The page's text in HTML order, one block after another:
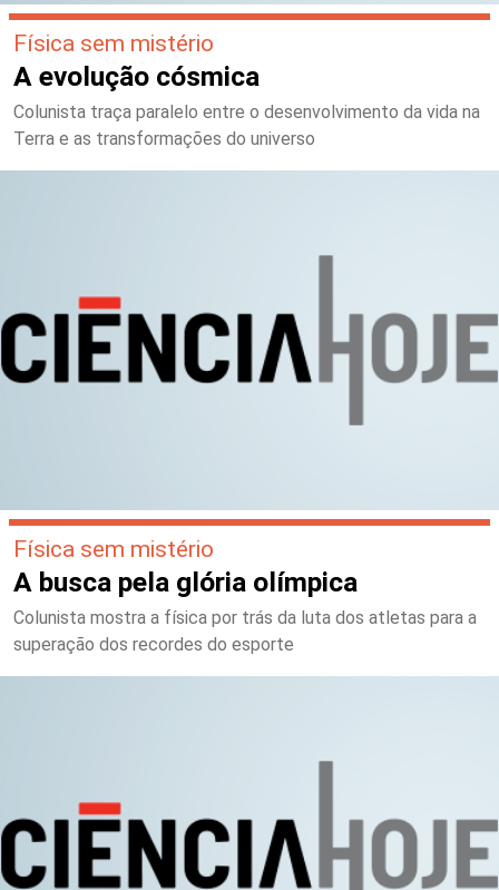
Física sem mistério
A evolução cósmica
Colunista traça paralelo entre o desenvolvimento da vida na
Terra e as transformações do universo
Física sem mistério
A busca pela glória olímpica
Colunista mostra a física por trás da luta dos atletas para a
superação dos recordes do esporte